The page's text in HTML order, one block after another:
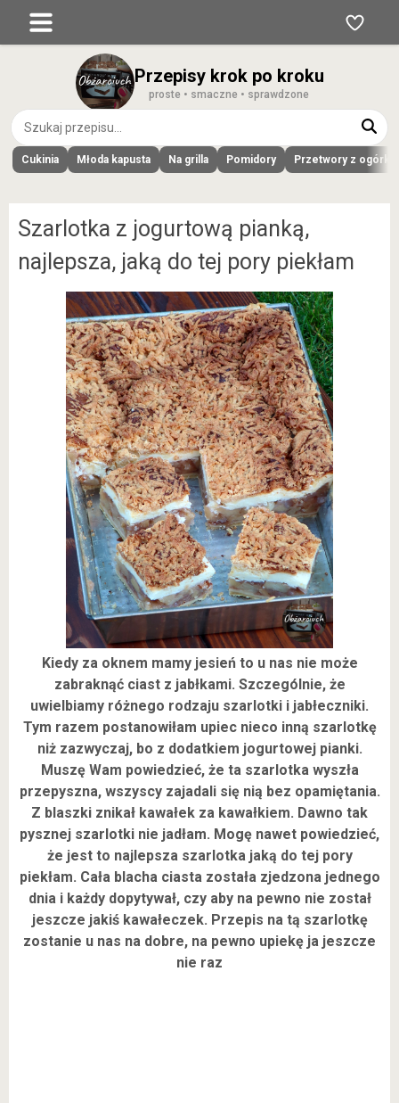
Przepisy krok po kroku
proste • smaczne • sprawdzone
Cukinia Młoda kapusta Na grilla Pomidory Przetwory z
Szarlotka z jogurtową pianką,
najlepsza, jaką do tej pory piekłam
Kiedy za oknem mamy jesień to u nas nie może
zabraknąć ciast z jabłkami. Szczególnie, że
uwielbiamy różnego rodzaju szarlotki i jabłeczniki.
Tym razem postanowiłam upiec nieco inną szarlotkę
niż zazwyczaj, bo z dodatkiem jogurtowej pianki.
Muszę Wam powiedzieć, że ta szarlotka wyszła
przepyszna, wszyscy zajadali się nią bez opamiętania.
Z blaszki znikał kawałek za kawałkiem. Dawno tak
pysznej szarlotki nie jadłam. Mogę nawet powiedzieć,
że jest to najlepsza szarlotka jaką do tej pory
piekłam. Cała blacha ciasta została zjedzona jednego
dnia i każdy dopytywał, czy aby na pewno nie został
jeszcze jakiś kawałeczek. Przepis na tą szarlotkę
zostanie u nas na dobre, na pewno upiekę ja jeszcze
nie raz